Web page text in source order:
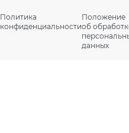
Политика
конфиденциальности
Положение
об
данных